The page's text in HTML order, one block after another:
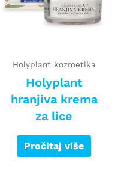
Holyplant kozmetika
Holyplant
hranjiva krema
za lice
Pročitaj više